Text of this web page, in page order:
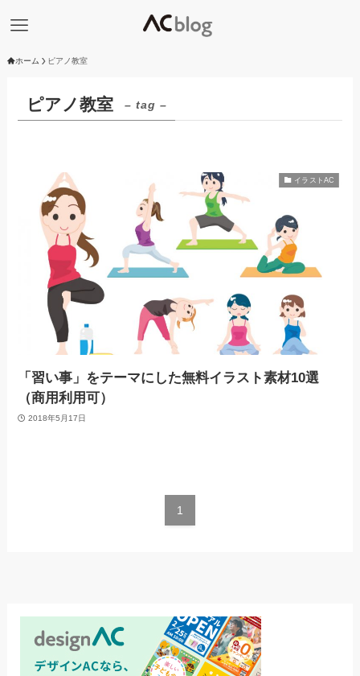
ホーム ピアノ教室
ピアノ教室 – tag –
イラストAC
「習い事」をテーマにした無料イラスト素材10選
（商用利用可）
2018年5月17日
1